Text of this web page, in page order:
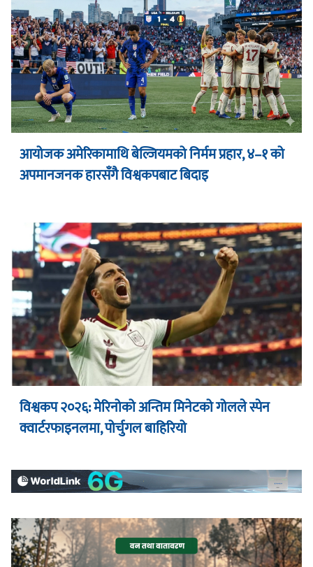
आयोजक अमेरिकामाथि बेल्जियमको निर्मम प्रहार, ४–१ को
अपमानजनक हारसँगै विश्वकपबाट बिदाइ
विश्वकप २०२६: मेरिनोको अन्तिम मिनेटको गोलले स्पेन
क्वार्टरफाइनलमा, पोर्चुगल बाहिरियो